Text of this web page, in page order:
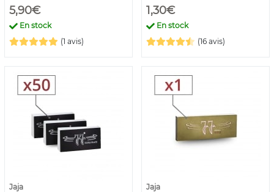
5,90€
En stock
(1 avis)
1,30€
En stock
(16 avis)
Jaja Jaja